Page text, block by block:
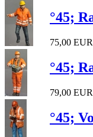
°45;
75,00 EUR
°45;
79,00 EUR
°45;